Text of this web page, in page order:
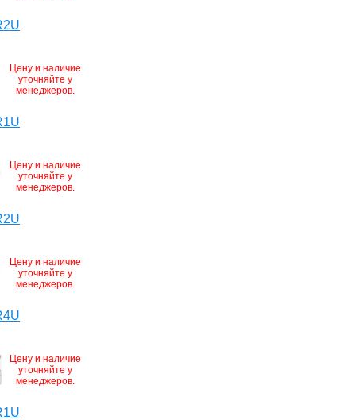
Цену и наличие
уточняйте у
менеджеров.
Цену и наличие
уточняйте у
менеджеров.
Цену и наличие
уточняйте у
менеджеров.
Цену и наличие
уточняйте у
менеджеров.